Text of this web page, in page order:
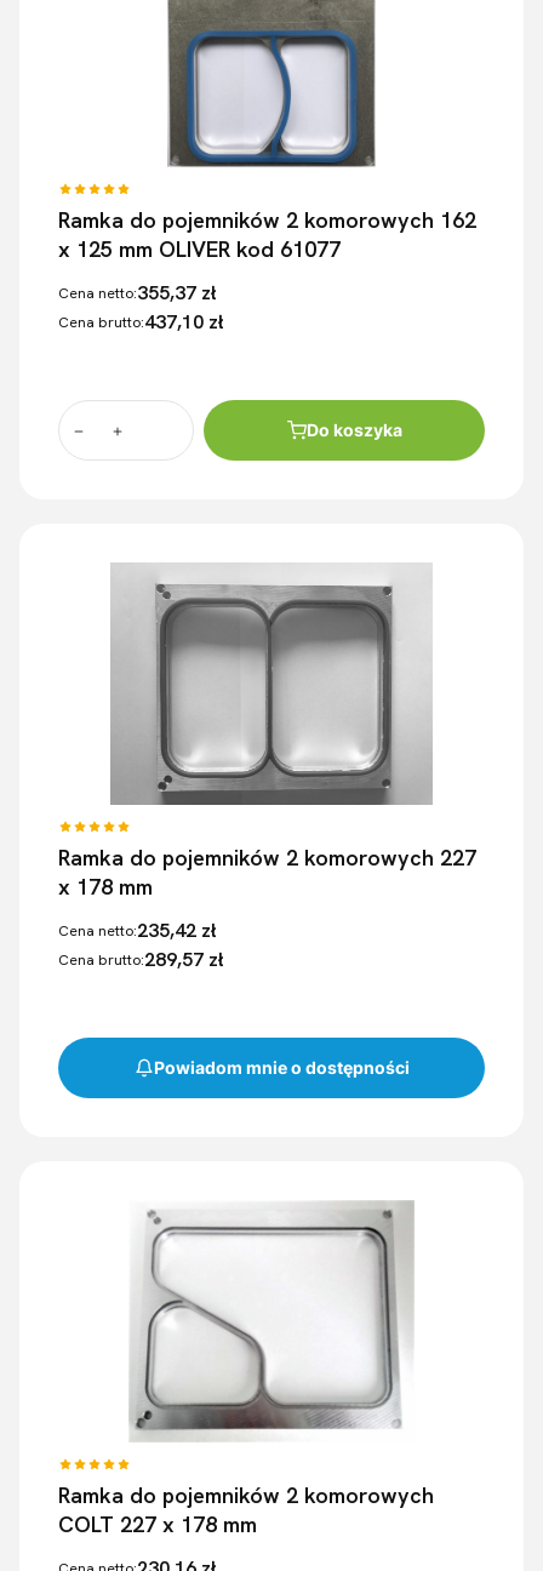
Ramka do pojemników 2 komorowych 162
x 125 mm OLIVER kod 61077
Cena netto:355,37 zł
Cena brutto:437,10 zł
Do koszyka
Ramka do pojemników 2 komorowych 227
x 178 mm
Cena netto:235,42 zł
Cena brutto:289,57 zł
Powiadom mnie o dostępności
Ramka do pojemników 2 komorowych
COLT 227 x 178 mm